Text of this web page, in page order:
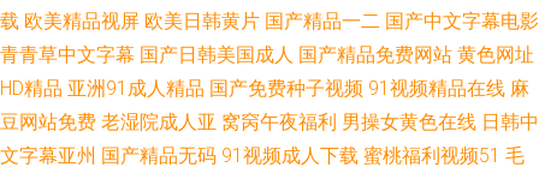
载 欧美精品视屏 欧美日韩黄片 国产精品一二 国产中文字幕电影
青青草中文字幕 国产日韩美国成人 国产精品免费网站 黄色网址
HD精品 亚洲91成人精品 国产免费种子视频 91视频精品在线 麻
豆网站免费 老湿院成人亚 窝窉午夜福利 男操女黄色在线 日韩中
文字幕亚州 国产精品无码 91视频成人下载 蜜桃福利视频51 毛